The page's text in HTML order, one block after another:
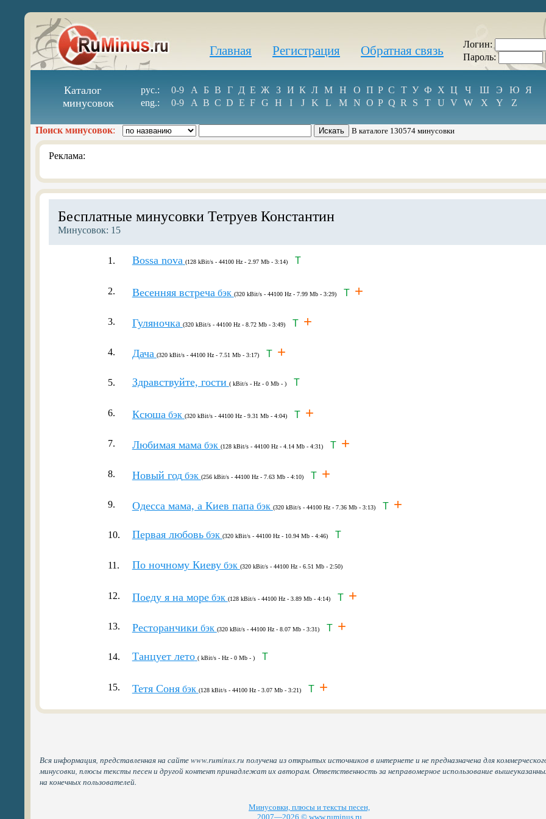
Главная Регистрация Обратная связь
Логин:
Пароль:
Каталог
минусовок
рус.: 0-9 А Б В Г Д Е Ж З И К Л М Н О П Р С Т У Ф Х Ц Ч Ш Э Ю Я
eng.:
0-9 A B C D E F G H I J K L M N O P Q R S T U V W X Y Z
Поиск минусовок: В каталоге 130574 минусовки
Реклама:
Бесплатные минусовки Тетруев Константин
Минусовок: 15
1. Bossa nova (128 kBit/s - 44100 Hz - 2.97 Mb - 3:14) T
2. Весенняя встреча бэк (320 kBit/s - 44100 Hz - 7.99 Mb - 3:29) T +
3. Гуляночка (320 kBit/s - 44100 Hz - 8.72 Mb - 3:49) T +
4. Дача (320 kBit/s - 44100 Hz - 7.51 Mb - 3:17) T +
5. Здравствуйте, гости ( kBit/s - Hz - 0 Mb - ) T
6. Ксюша бэк (320 kBit/s - 44100 Hz - 9.31 Mb - 4:04) T +
7. Любимая мама бэк (128 kBit/s - 44100 Hz - 4.14 Mb - 4:31) T +
8. Новый годбэк (256 kBit/s - 44100 Hz - 7.63 Mb - 4:10) T +
9. Одесса мама, а Киев папа бэк (320 kBit/s - 44100 Hz - 7.36 Mb - 3:13) T +
10. Первая любовьбэк (320 kBit/s - 44100 Hz - 10.94 Mb - 4:46) T
11. По ночному Киевубэк (320 kBit/s - 44100 Hz - 6.51 Mb - 2:50)
12. Поеду я на моребэк (128 kBit/s - 44100 Hz - 3.89 Mb - 4:14) T +
13. Ресторанчики бэк (320 kBit/s - 44100 Hz - 8.07 Mb - 3:31) T +
14. Танцует лето ( kBit/s - Hz - 0 Mb - ) T
15. Тетя Сонябэк (128 kBit/s - 44100 Hz - 3.07 Mb - 3:21) T +
Вся информация, представленная на сайте www.ruminus.ru получена из открытых источников в интернете и не предназначена для
минусовки, плюсы тексты песен и другой контент принадлежат их авторам. Ответственность за неправомерное использование
на конечных пользователей.
Минусовки, плюсы и тексты песен,
2007—2026 © www.ruminus.ru